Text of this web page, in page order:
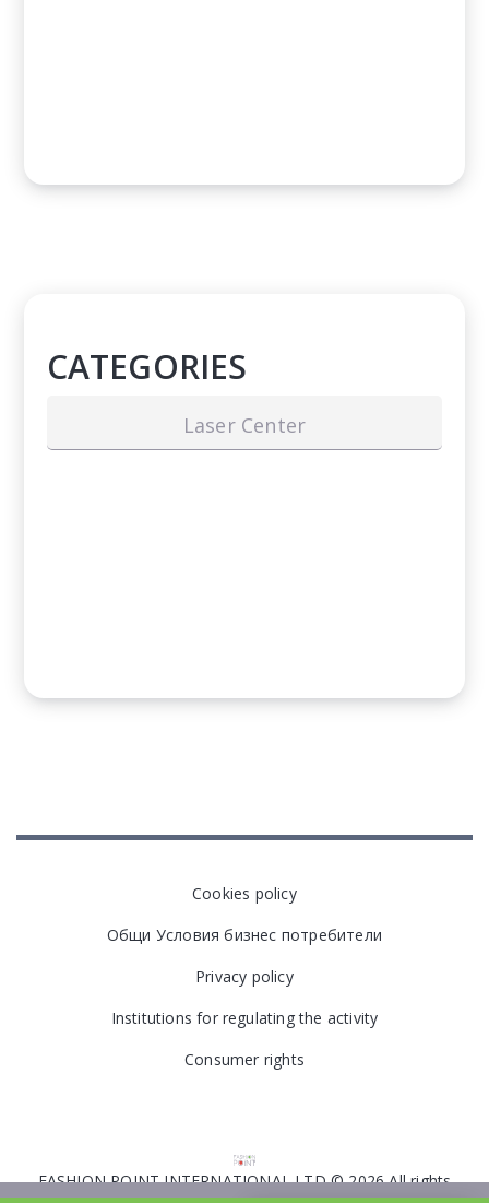
CATEGORIES
Laser Center
Cookies policy
Общи Условия бизнес потребители
Privacy policy
Institutions for regulating the activity
Consumer rights
FASHION POINT INTERNATIONAL LTD © 2026 All rights